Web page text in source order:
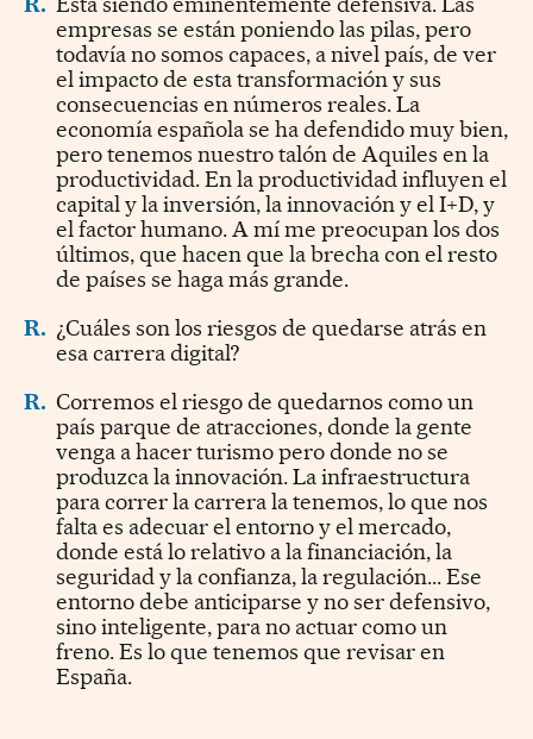
empresas se están poniendo las pilas, pero
todavía no somos capaces, a nivel país, de ver
el impacto de esta transformación y sus
consecuencias en números reales. La
economía española se ha defendido muy bien,
pero tenemos nuestro talón de Aquiles en la
productividad. En la productividad influyen el
capital y la inversión, la innovación y el I+D, y
el factor humano. A mí me preocupan los dos
últimos, que hacen que la brecha con el resto
de países se haga más grande.
R. ¿Cuáles son los riesgos de quedarse atrás en
esa carrera digital?
R. Corremos el riesgo de quedarnos como un
país parque de atracciones, donde la gente
venga a hacer turismo pero donde no se
produzca la innovación. La infraestructura
para correr la carrera la tenemos, lo que nos
falta es adecuar el entorno y el mercado,
donde está lo relativo a la financiación, la
seguridad y la confianza, la regulación... Ese
entorno debe anticiparse y no ser defensivo,
sino inteligente, para no actuar como un
freno. Es lo que tenemos que revisar en
España.